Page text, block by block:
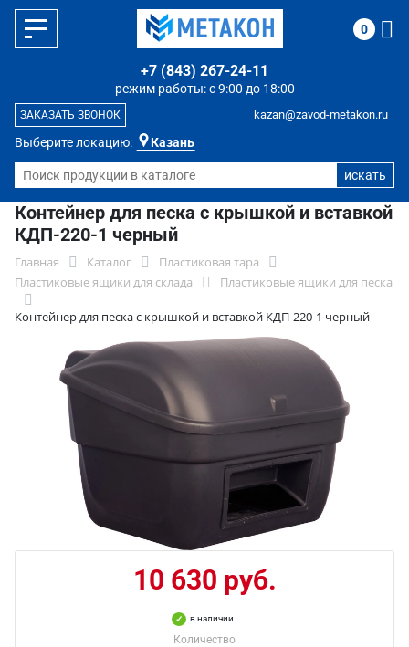
Выберите локацию: Казань
режим работы: с 9:00 до 18:00
+7 (843) 267-24-11
kazan@zavod-metakon.ru
ЗАКАЗАТЬ ЗВОНОК
0
Контейнер для песка с крышкой и вставкой
КДП-220-1 черный
Главная Каталог
Пластиковая тара
Пластиковые ящики для склада
Пластиковые ящики для песка
Контейнер для песка с крышкой и вставкой КДП-220-1 черный
10 630 руб.
в наличии
Количество